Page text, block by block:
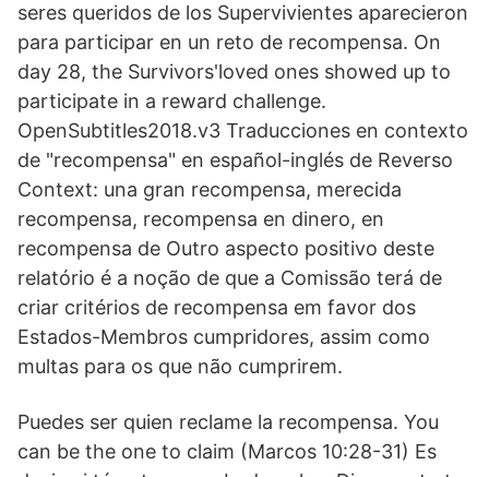
seres queridos de los Supervivientes aparecieron
para participar en un reto de recompensa. On
day 28, the Survivors'loved ones showed up to
participate in a reward challenge.
OpenSubtitles2018.v3 Traducciones en contexto
de "recompensa" en español-inglés de Reverso
Context: una gran recompensa, merecida
recompensa, recompensa en dinero, en
recompensa de Outro aspecto positivo deste
relatório é a noção de que a Comissão terá de
criar critérios de recompensa em favor dos
Estados-Membros cumpridores, assim como
multas para os que não cumprirem.
Puedes ser quien reclame la recompensa. You
can be the one to claim (Marcos 10:28-31) Es